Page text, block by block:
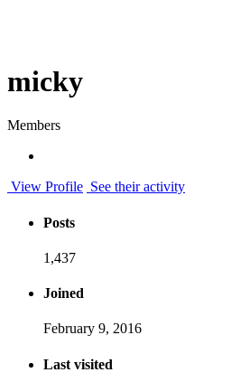
micky
Members
View Profile See their activity
Posts
1,437
Joined
February 9, 2016
Last visited